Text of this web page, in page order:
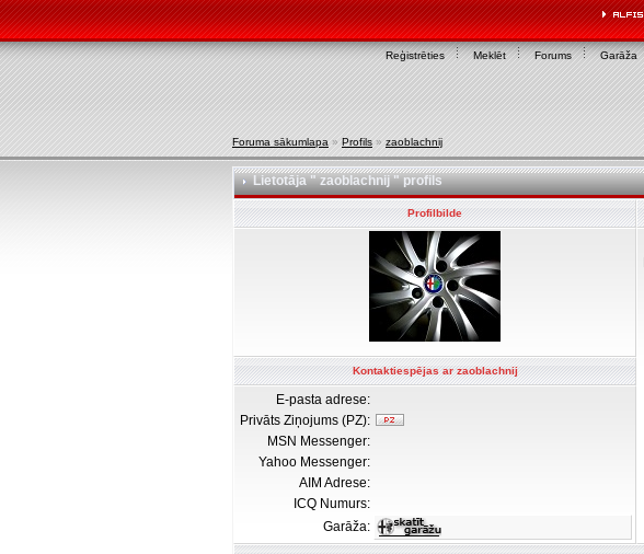
Reģistrēties Meklēt Forums Garāža
Foruma sākumlapa » Profils » zaoblachnij
Lietotāja " zaoblachnij " profils
Profilbilde
Kontaktiespējas ar zaoblachnij
E-pasta adrese:
Privāts Ziņojums (PZ):
MSN Messenger:
Yahoo Messenger:
AIM Adrese:
ICQ Numurs:
Garāža: